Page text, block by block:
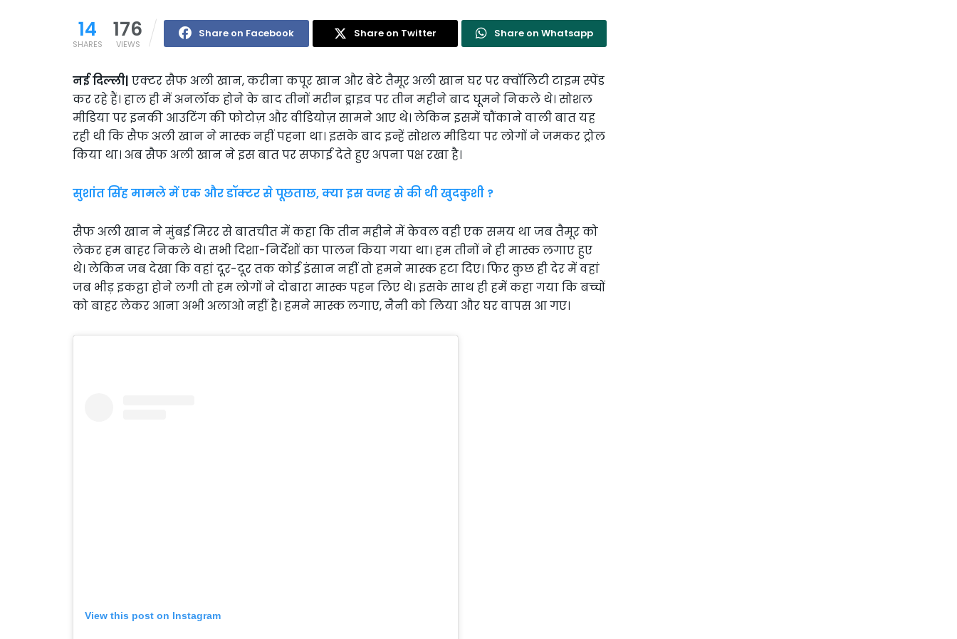
14
SHARES
176
VIEWS
Share on Facebook Share on Twitter Share on Whatsapp
नई दिल्ली| एक्टर सैफ अली खान, करीना कपूर खान और बेटे तैमूर अली खान घर पर क्वॉलिटी टाइम स्पेंड
कर रहे हैं। हाल ही में अनलॉक होने के बाद तीनों मरीन ड्राइव पर तीन महीने बाद घूमने निकले थे। सोशल
मीडिया पर इनकी आउटिंग की फोटोज़ और वीडियोज़ सामने आए थे। लेकिन इसमें चौंकाने वाली बात यह
रही थी कि सैफ अली खान ने मास्क नहीं पहना था। इसके बाद इन्हें सोशल मीडिया पर लोगों ने जमकर ट्रोल
किया था। अब सैफ अली खान ने इस बात पर सफाई देते हुए अपना पक्ष रखा है।
सुशांत सिंह मामले में एक और डॉक्टर से पूछताछ, क्या इस वजह से की थी खुदकुशी ?
सैफ अली खान ने मुंबई मिरर से बातचीत में कहा कि तीन महीने में केवल वही एक समय था जब तैमूर को
लेकर हम बाहर निकले थे। सभी दिशा-निर्देशों का पालन किया गया था। हम तीनों ने ही मास्क लगाए हुए
थे। लेकिन जब देखा कि वहां दूर-दूर तक कोई इंसान नहीं तो हमने मास्क हटा दिए। फिर कुछ ही देर में वहां
जब भीड़ इकट्ठा होने लगी तो हम लोगों ने दोबारा मास्क पहन लिए थे। इसके साथ ही हमें कहा गया कि बच्चों
को बाहर लेकर आना अभी अलाओ नहीं है। हमने मास्क लगाए, नैनी को लिया और घर वापस आ गए।
View this post on Instagram